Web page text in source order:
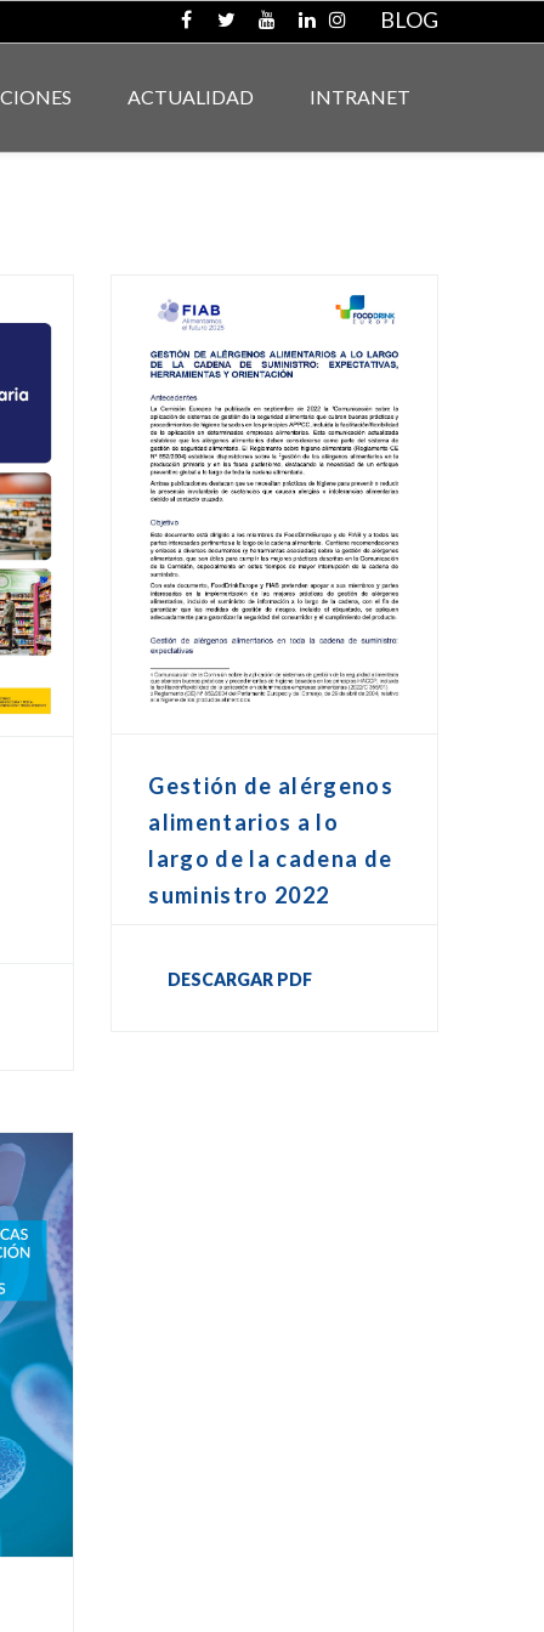
BLOG
ACTUALIDAD INTRANET
Gestión de alérgenos
alimentarios a lo
largo de la cadena de
suministro 2022
DESCARGAR PDF